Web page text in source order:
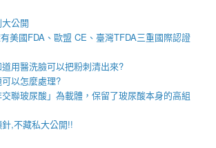
公開
美國FDA、歐盟 CE、臺灣TFDA三重國際認證
用醫洗臉可以把粉刺清出來?
可以怎麼處理?
聯玻尿酸」為載體，保留了玻尿酸本身的高組
,不藏私大公開!!